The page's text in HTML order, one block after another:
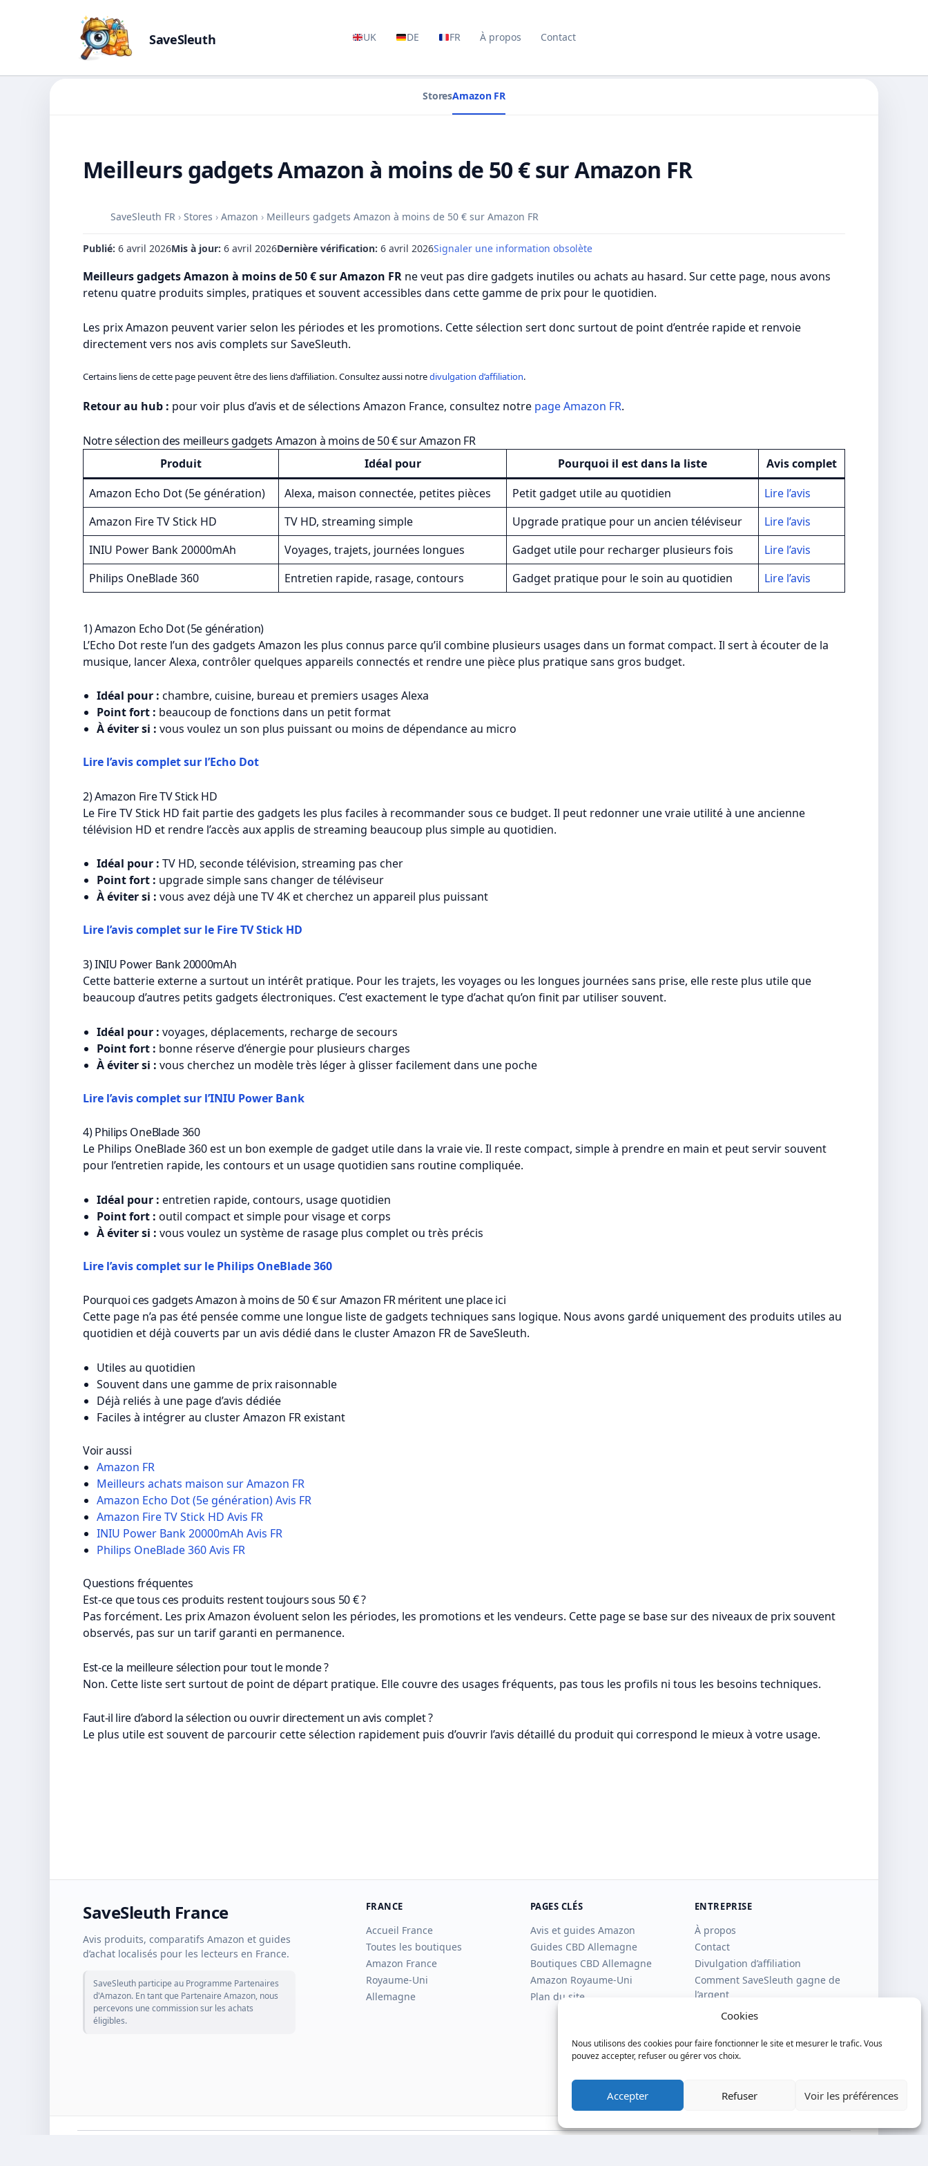
Cookies
Nous utilisons des cookies pour faire fonctionner le site et mesurer le trafic. Vous
pouvez accepter, refuser ou gérer vos choix.
Accepter Refuser Voir les préférences
SaveSleuth UK DE FR À propos Contact
StoresAmazon FR
Meilleurs gadgets Amazon à moins de 50 € sur Amazon FR
SaveSleuth FR › Stores › Amazon › Meilleurs gadgets Amazon à moins de 50 € sur Amazon FR
Publié: 6 avril 2026Mis à jour: 6 avril 2026Dernière vérification: 6 avril 2026Signaler une information obsolète
Meilleurs gadgets Amazon à moins de 50 € sur Amazon FR ne veut pas dire gadgets inutiles ou achats au hasard. Sur cette page, nous avons
retenu quatre produits simples, pratiques et souvent accessibles dans cette gamme de prix pour le quotidien.
Les prix Amazon peuvent varier selon les périodes et les promotions. Cette sélection sert donc surtout de point d’entrée rapide et renvoie
directement vers nos avis complets sur SaveSleuth.
Certains liens de cette page peuvent être des liens d’affiliation. Consultez aussi notredivulgation d’affiliation.
Retour au hub : pour voir plus d’avis et de sélections Amazon France, consultez notre page Amazon FR.
Notre sélection des meilleurs gadgets Amazon à moins de 50 € sur Amazon FR
Produit
Idéal pour Pourquoi il est dans la liste
Avis complet
Amazon Echo Dot (5e génération)
Alexa, maison connectée, petites pièces Petit gadget utile au quotidien
Lire l’avis
Amazon Fire TV Stick HD
TV HD, streaming simple Upgrade pratique pour un ancien téléviseur
Lire l’avis
INIU Power Bank 20000mAh
Voyages, trajets, journées longues Gadget utile pour recharger plusieurs fois
Lire l’avis
Philips OneBlade 360
Entretien rapide, rasage, contours Gadget pratique pour le soin au quotidien Lire l’avis
1) Amazon Echo Dot (5e génération)
L’Echo Dot reste l’un des gadgets Amazon les plus connus parce qu’il combine plusieurs usages dans un format compact. Il sert à écouter de la
musique, lancer Alexa, contrôler quelques appareils connectés et rendre une pièce plus pratique sans gros budget.
Idéal pour : chambre, cuisine, bureau et premiers usages Alexa
Point fort : beaucoup de fonctions dans un petit format
À éviter si : vous voulez un son plus puissant ou moins de dépendance au micro
Lire l’avis complet sur l’Echo Dot
2) Amazon Fire TV Stick HD
Le Fire TV Stick HD fait partie des gadgets les plus faciles à recommander sous ce budget. Il peut redonner une vraie utilité à une ancienne
télévision HD et rendre l’accès aux applis de streaming beaucoup plus simple au quotidien.
Idéal pour : TV HD, seconde télévision, streaming pas cher
Point fort : upgrade simple sans changer de téléviseur
À éviter si : vous avez déjà une TV 4K et cherchez un appareil plus puissant
Lire l’avis complet sur le Fire TV Stick HD
3) INIU Power Bank 20000mAh
Cette batterie externe a surtout un intérêt pratique. Pour les trajets, les voyages ou les longues journées sans prise, elle reste plus utile que
beaucoup d’autres petits gadgets électroniques. C’est exactement le type d’achat qu’on finit par utiliser souvent.
Idéal pour : voyages, déplacements, recharge de secours
Point fort : bonne réserve d’énergie pour plusieurs charges
À éviter si : vous cherchez un modèle très léger à glisser facilement dans une poche
Lire l’avis complet sur l’INIU Power Bank
4) Philips OneBlade 360
Le Philips OneBlade 360 est un bon exemple de gadget utile dans la vraie vie. Il reste compact, simple à prendre en main et peut servir souvent
pour l’entretien rapide, les contours et un usage quotidien sans routine compliquée.
Idéal pour : entretien rapide, contours, usage quotidien
Point fort : outil compact et simple pour visage et corps
À éviter si : vous voulez un système de rasage plus complet ou très précis
Lire l’avis complet sur le Philips OneBlade 360
Pourquoi ces gadgets Amazon à moins de 50 € sur Amazon FR méritent une place ici
Cette page n’a pas été pensée comme une longue liste de gadgets techniques sans logique. Nous avons gardé uniquement des produits utiles au
quotidien et déjà couverts par un avis dédié dans le cluster Amazon FR de SaveSleuth.
Utiles au quotidien
Souvent dans une gamme de prix raisonnable
Déjà reliés à une page d’avis dédiée
Faciles à intégrer au cluster Amazon FR existant
Voir aussi
Amazon FR
Meilleurs achats maison sur Amazon FR
Amazon Echo Dot (5e génération) Avis FR
Amazon Fire TV Stick HD Avis FR
INIU Power Bank 20000mAh Avis FR
Philips OneBlade 360 Avis FR
Questions fréquentes
Est-ce que tous ces produits restent toujours sous 50 € ?
Pas forcément. Les prix Amazon évoluent selon les périodes, les promotions et les vendeurs. Cette page se base sur des niveaux de prix souvent
observés, pas sur un tarif garanti en permanence.
Est-ce la meilleure sélection pour tout le monde ?
Non. Cette liste sert surtout de point de départ pratique. Elle couvre des usages fréquents, pas tous les profils ni tous les besoins techniques.
Faut-il lire d’abord la sélection ou ouvrir directement un avis complet ?
Le plus utile est souvent de parcourir cette sélection rapidement puis d’ouvrir l’avis détaillé du produit qui correspond le mieux à votre usage.
SaveSleuth France
Avis produits, comparatifs Amazon et guides
d’achat localisés pour les lecteurs en France.
SaveSleuth participe au Programme Partenaires
d'Amazon. En tant que Partenaire Amazon, nous
percevons une commission sur les achats
éligibles.
FRANCE
Accueil France
Toutes les boutiques
Amazon France
Royaume-Uni
Allemagne
PAGES CLÉS
Avis et guides Amazon
Guides CBD Allemagne
Boutiques CBD Allemagne
Amazon Royaume-Uni
Plan du site
ENTREPRISE
À propos
Contact
Divulgation d’affiliation
Comment SaveSleuth gagne de
l’argent
Comment nous vérifions les
et les avis
Politique de confidentialité